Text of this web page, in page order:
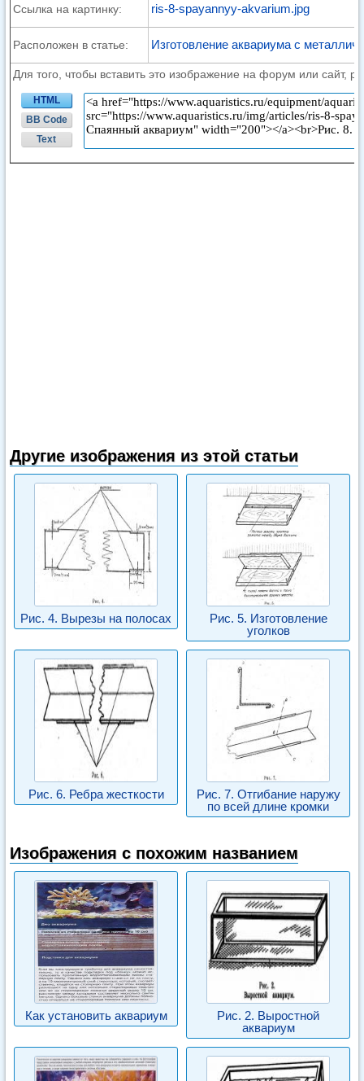
Ссылка на картинку: ris-8-spayannyy-akvarium.jpg
Расположен в статье: Изготовление аквариума с
Для того, чтобы вставить это изображение на форум или сайт,
HTML
BB Code
Text
Другие изображения из этой статьи
Рис. 4. Вырезы на полосах
Рис. 5. Изготовление
уголков
Рис. 6. Ребра жесткости
Рис. 7. Отгибание наружу
по всей длине кромки
Изображения с похожим названием
Как установить аквариум
Рис. 2. Выростной
аквариум